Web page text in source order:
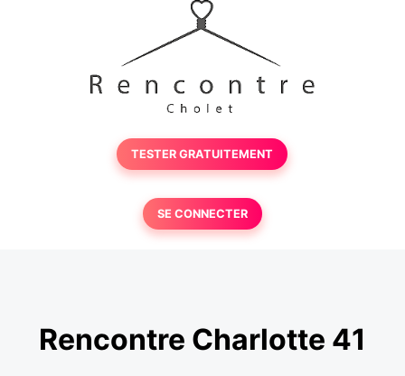
TESTER GRATUITEMENT
SE CONNECTER
Rencontre Charlotte 41